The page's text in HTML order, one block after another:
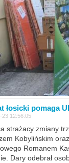
łosicki pomaga
23 12:56:05
strażacy zmiany
Kobylińskim
Romanem
Dary odebrał